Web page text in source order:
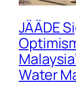
JÄÄDE
Water